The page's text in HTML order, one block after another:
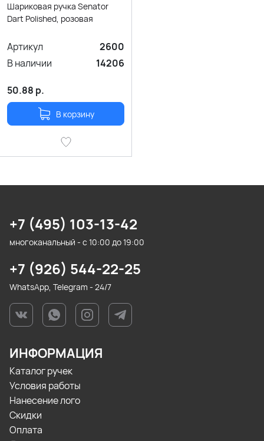
Шариковая ручка Senator
Dart Polished, розовая
Артикул
2600
В наличии
14206
50.88 р.
В корзину
+7 (495) 103-13-42
многоканальный - с 10:00 до 19:00
+7 (926) 544-22-25
WhatsApp, Telegram - 24/7
ИНФОРМАЦИЯ
Каталог ручек
Условия работы
Нанесение лого
Скидки
Оплата